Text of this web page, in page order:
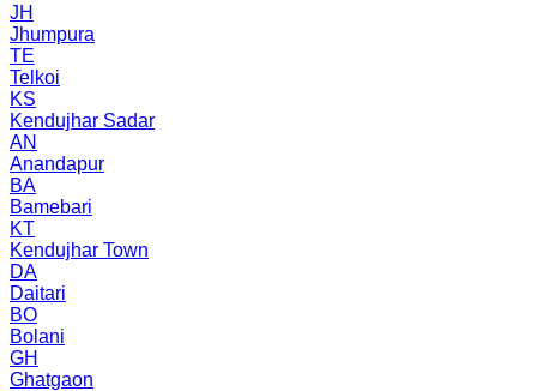
JH
Jhumpura
TE
Telkoi
KS
Kendujhar Sadar
AN
Anandapur
BA
Bamebari
KT
Kendujhar Town
DA
Daitari
BO
Bolani
GH
Ghatgaon